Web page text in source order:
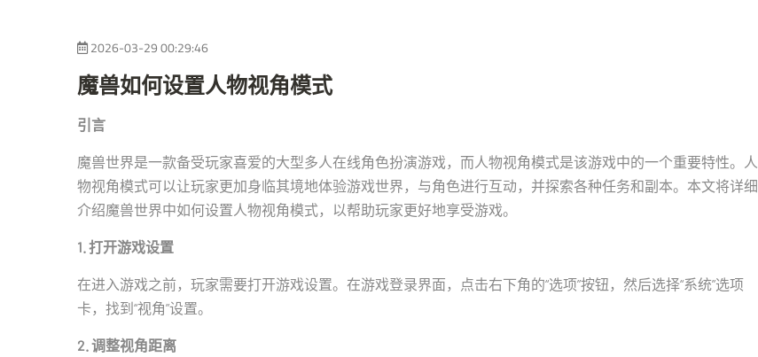
2026-03-29 00:29:46
魔兽如何设置人物视角模式
引言
魔兽世界是一款备受玩家喜爱的大型多人在线角色扮演游戏，而人物视角模式是该游戏中的一个重要特性。人
物视角模式可以让玩家更加身临其境地体验游戏世界，与角色进行互动，并探索各种任务和副本。本文将详细
介绍魔兽世界中如何设置人物视角模式，以帮助玩家更好地享受游戏。
1. 打开游戏设置
在进入游戏之前，玩家需要打开游戏设置。在游戏登录界面，点击右下角的“选项”按钮，然后选择“系统”选项
卡，找到“视角”设置。
2. 调整视角距离